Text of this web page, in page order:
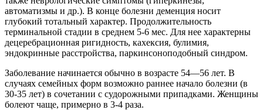
автоматизмы и др.). В конце болезни деменция носит
глубокий тотальный характер. Продолжительность
терминальной стадии в среднем 5-6 мес. Для нее характерны
децеребрационная ригидность, кахексия, булимия,
эндокринные расстройства, паркинсоноподобный синдром.
Заболевание начинается обычно в возрасте 54—56 лет. В
случаях семейных форм возможно раннее начало болезни (в
30-35 лет) в сочетании с судорожными припадками. Женщины
болеют чаще, примерно в 3-4 раза.